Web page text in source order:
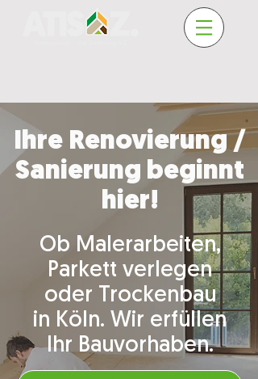
Ihre Renovierung /
Sanierung beginnt
hier!
Ob Malerarbeiten,
Parkett verlegen
oder Trockenbau
in Köln. Wir erfüllen
Ihr Bauvorhaben.